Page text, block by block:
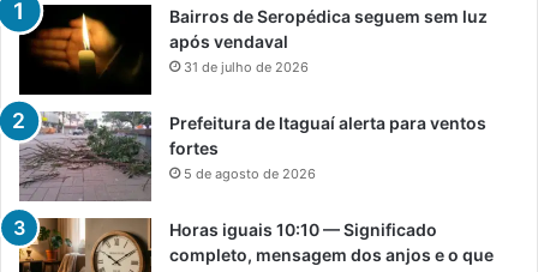
Bairros de Seropédica seguem sem luz
após vendaval
31 de julho de 2026
Prefeitura de Itaguaí alerta para ventos
fortes
5 de agosto de 2026
Horas iguais 10:10 — Significado
completo, mensagem dos anjos e o que